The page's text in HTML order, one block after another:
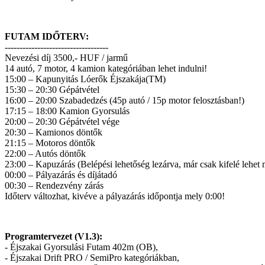
FUTAM IDŐTERV:
-----------------------------------
Nevezési díj 3500,- HUF / jarmű
14 autó, 7 motor, 4 kamion kategóriában lehet indulni!
15:00 – Kapunyitás Lóerők Éjszakája(TM)
15:30 – 20:30 Gépátvétel
16:00 – 20:00 Szabadedzés (45p autó / 15p motor felosztásban!)
17:15 – 18:00 Kamion Gyorsulás
20:00 – 20:30 Gépátvétel vége
20:30 – Kamionos döntők
21:15 – Motoros döntők
22:00 – Autós döntők
23:00 – Kapuzárás (Belépési lehetőség lezárva, már csak kifelé lehet
00:00 – Pályazárás és díjátadó
00:30 – Rendezvény zárás
Időterv változhat, kivéve a pályazárás időpontja mely 0:00!
Programtervezet (V1.3):
- Éjszakai Gyorsulási Futam 402m (OB),
- Éjszakai Drift PRO / SemiPro kategóriákban,